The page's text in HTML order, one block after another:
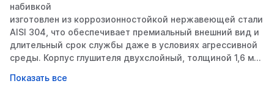
набивкой
изготовлен из коррозионностойкой нержавеющей стали
AISI 304, что обеспечивает премиальный внешний вид и
длительный срок службы даже в условиях агрессивной
среды. Корпус глушителя двухслойный, толщиной 1,6 мм.
наполнитель E-GLASS: не тлеет, не комкуется, не